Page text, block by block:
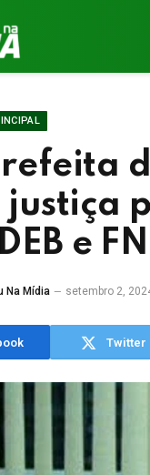
e
Na Mídia setembro 2,
Twitter